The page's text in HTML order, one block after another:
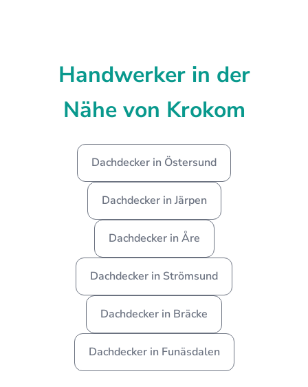
Handwerker in der
Nähe von Krokom
Dachdecker in Östersund
Dachdecker in Järpen
Dachdecker in Åre
Dachdecker in Strömsund
Dachdecker in Bräcke
Dachdecker in Funäsdalen